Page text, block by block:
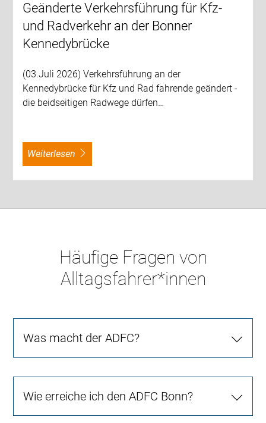
Geänderte Verkehrsführung für Kfz-
und Radverkehr an der Bonner
Kennedybrücke
(03.Juli 2026) Verkehrsführung an der
Kennedybrücke für Kfz und Rad fahrende geändert -
die beidseitigen Radwege dürfen…
weiterlesen
Häufige Fragen von
Alltagsfahrer*innen
Was macht der ADFC?
Wie erreiche ich den ADFC Bonn?